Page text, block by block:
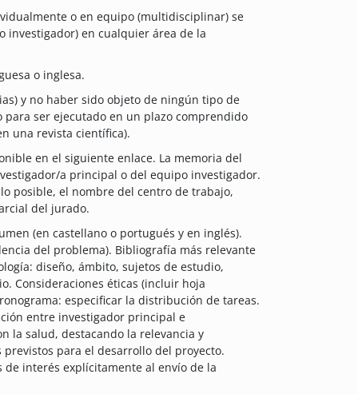
o en equipo (multidisciplinar) se
investigador) en cualquier área de la
o inglesa.
y no haber sido objeto de ningún tipo de
ser ejecutado en un plazo comprendido
una revista científica).
en el siguiente enlace. La memoria del
a principal o del equipo investigador.
posible, el nombre del centro de trabajo,
del jurado.
(en castellano o portugués y en inglés).
del problema). Bibliografía más relevante
diseño, ámbito, sujetos de estudio,
Consideraciones éticas (incluir hoja
especificar la distribución de tareas.
entre investigador principal e
la salud, destacando la relevancia y
para el desarrollo del proyecto.
de interés explícitamente al envío de la